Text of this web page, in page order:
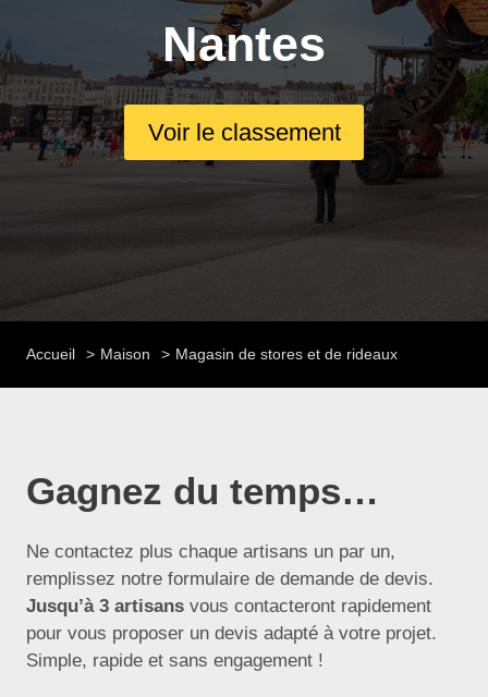
Nantes
Voir le classement
Accueil Maison Magasin de stores et de rideaux
Gagnez du temps…
Ne contactez plus chaque artisans un par un,
remplissez notre formulaire de demande de devis.
Jusqu’à 3 artisans vous contacteront rapidement
pour vous proposer un devis adapté à votre projet.
Simple, rapide et sans engagement !